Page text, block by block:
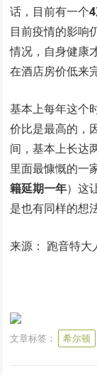
话，目前有一个
目前疫情的影响
情况，自身健康
在酒店房价低来
基本上每年这个
价比是最高的，
间，基本上长达
里面最慷慨的一
籍延期一年）这
是也有同样的想
来源： 跑音特大
文章标签： 希尔顿